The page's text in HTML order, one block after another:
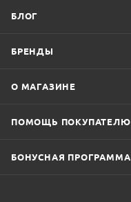
БЛОГ
БРЕНДЫ
О МАГАЗИНЕ
ПОМОЩЬ ПОКУПАТЕЛЮ
БОНУСНАЯ ПРОГРАММА